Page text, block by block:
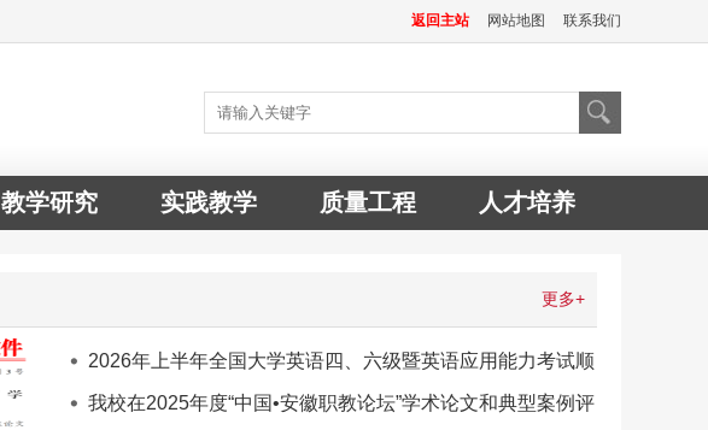
返回主站 网站地图 联系我们
教学研究 实践教学 质量工程 人才培养
更多+
2026年上半年全国大学英语四、六级暨英语应用能力考试顺
利结束
我校在2025年度“中国•安徽职教论坛”学术论文和典型案例评